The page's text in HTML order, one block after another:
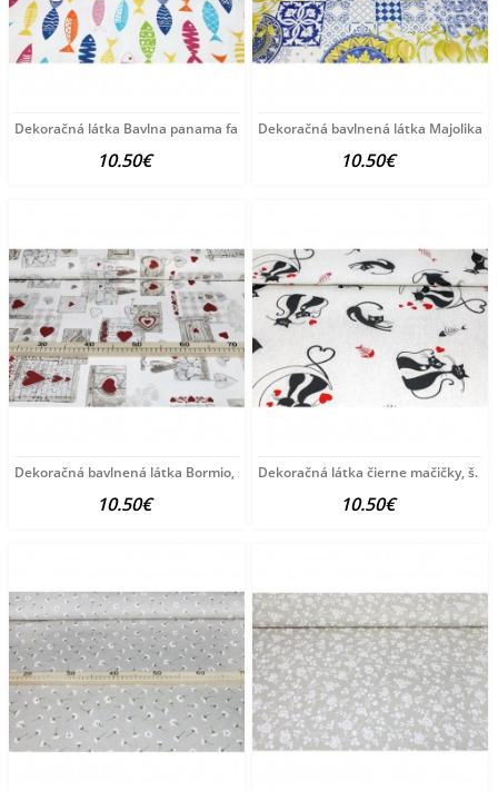
Dekoračná látka Bavlna panama farebné rybičky, š.
10.50€
Dekoračná bavlnená látka Majolika
10.50€
Dekoračná bavlnená látka Bormio, š. 140 cm Viacfarebná
10.50€
Dekoračná látka čierne mačičky, š.
10.50€